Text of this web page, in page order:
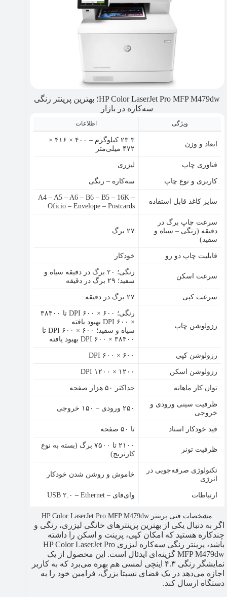
HP Color LaserJet Pro MFP M479dw؛ بهترین پرینتر رنگی
سه‌کاره در بازار
ویژگی اطلاعات
ابعاد و وزن
۲۳.۳ کیلوگرم – ۴۰۰ × ۴۱۶ ×
۴۷۲ میلی‌متر
فناوری چاپ
لیزری
کاربری و نوع چاپ
سه‌کاره – رنگی
سایز کاغذ قابل استفاده
A4 – A5 – A6 – B6 – B5 – 16K –
Oficio – Envelope – Postcards
سرعت چاپ برگ در
دقیقه (رنگی – سیاه و
سفید)
۲۷ برگ
قابلیت چاپ دو رو خودکار
سرعت اسکن
رنگی؛ ۲۰ برگ در دقیقه سیاه و
سفید؛ ۲۹ برگ در دقیقه
سرعت کپی
۲۷ برگ در دقیقه
رزولوشن چاپ
رنگی؛ ۶۰۰ × ۶۰۰ DPI تا ۳۸۴۰۰
× ۶۰۰ DPI بهبود یافته
سیاه و سفید؛ ۶۰۰ × ۶۰۰ DPI تا
۳۸۴۰۰ × ۶۰۰ DPI بهبود یافته
رزولوشن کپی
DPI ۶۰۰ × ۶۰۰
رزولوشن اسکن
DPI ۱۲۰۰ × ۱۲۰۰
توان کار ماهانه
حداکثر ۵۰ هزار صفحه
ظرفیت سینی ورودی و
خروجی
۲۵۰ ورودی – ۱۵۰ خروجی
فید خودکار اسناد تا ۵۰ صفحه
ظرفیت تونر
۲۱۰۰ تا ۷۵۰۰ برگ (بسته به نوع
کارتریج)
تکنولوژی صرفه‌جویی در
انرژی
خاموش و روشن شدن خودکار
ارتباطات وای‌فای – USB ۲.۰ – Ethernet
مشخصات فنی پرینتر HP Color LaserJet Pro MFP M479dw
اگر به دنبال یکی از بهترین پرینترهای خانگی لیزری، رنگی و
چندکاره هستید که امکان کپی، پرینت و اسکن را داشته
باشد، پرینتر رنگی سه‌کاره لیزری HP Color LaserJet Pro
MFP M479dw گزینه‌ای ایدئال است. این محصول از یک
نمایشگر رنگی ۴.۳ اینچی لمسی هم بهره می‌برد که به کاربر
اجازه می‌دهد در یک فضای نسبتا بزرگ، فرامین خود را به
دستگاه ارسال کند.